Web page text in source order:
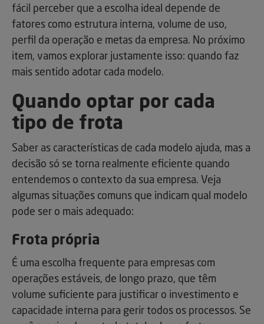
fácil perceber que a escolha ideal depende de
fatores como estrutura interna, volume de uso,
perfil da operação e metas da empresa. No próximo
item, vamos explorar justamente isso: quando faz
mais sentido adotar cada modelo.
Quando optar por cada
tipo de frota
Saber as características de cada modelo ajuda, mas a
decisão só se torna realmente eficiente quando
entendemos o contexto da sua empresa. Veja
algumas situações comuns que indicam qual modelo
pode ser o mais adequado:
Frota própria
É uma escolha frequente para empresas com
operações estáveis, de longo prazo, que têm
volume suficiente para justificar o investimento e
capacidade interna para gerir todos os processos. Se